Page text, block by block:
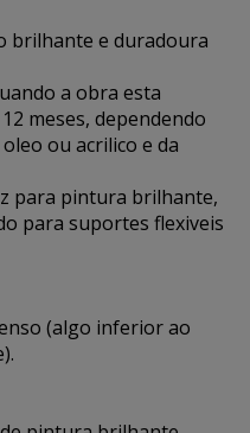
brilhante e duradoura
a obra esta
meses, dependendo
ou acrilico e da
para pintura brilhante,
para suportes flexiveis
(algo inferior ao